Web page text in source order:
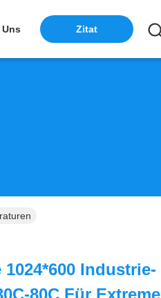
Zitat
1024*600 Industrie-
80C Für Extreme